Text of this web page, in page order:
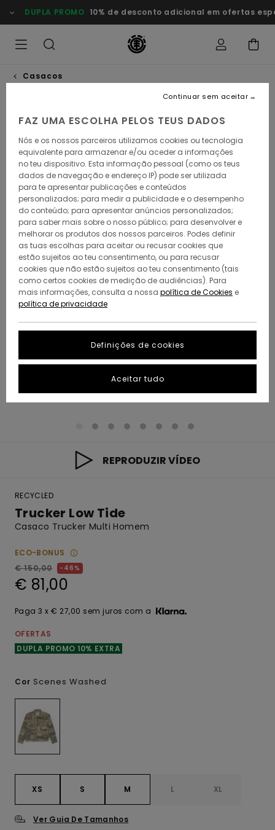
para
a
DUPLA PROMO 10% de desconto adicional em ofertas
Casacos
REPRODUZIR VÍDEO
RECYCLED
Trucker Low Tide
Casaco Trucker Multi Homem
ECO-BONUS
€ 150,00
46%
€ 81,00
Paga 3 x € 27,00 sem juros com a
OFERTAS
DUPLA PROMO 10% EXTRA
Cor Scenes Washed
XS S M L XL
Ver Guia De Tamanhos
FAZ UMA ESCOLHA PELOS TEUS DADOS
Nós e os nossos parceiros utilizamos cookies ou tecnologia
equivalente para armazenar e/ou aceder a informações
no teu dispositivo. Esta informação pessoal (como os teus
dados de navegação e endereço IP) pode ser utilizada
para te apresentar publicações e conteúdos
personalizados; para medir a publicidade e o desempenho
do conteúdo; para apresentar anúncios personalizados;
para saber mais sobre o nosso público; para desenvolver e
melhorar os produtos dos nossos parceiros. Podes definir
as tuas escolhas para aceitar ou recusar cookies que
estão sujeitos ao teu consentimento, ou para recusar
cookies que não estão sujeitos ao teu consentimento (tais
como certos cookies de medição de audiências). Para
mais informações, consulta a nossa política de Cookies e
política de privacidade
Definições de cookies
Continuar sem aceitar
Aceitar tudo